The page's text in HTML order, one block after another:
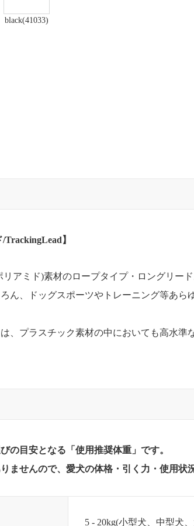
black(41033)
TrackingLead】
アミド)素材のロープタイプ・ロングリード
ん、ドッグスポーツやトレーニング等あら
、プラスチック素材の中においても高水準
の目安となる「使用推奨体重」です。
ませんので、愛犬の体格・引く力・使用状
5 - 20kg(小型犬、中型犬